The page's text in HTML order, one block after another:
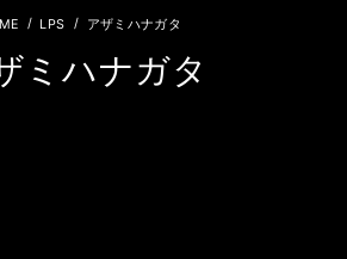
LPS アザミハナガタ
ミハナガタ